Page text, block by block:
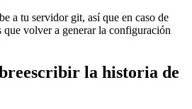
a tu servidor git, así que en caso de
que volver a generar la configuración
la historia de